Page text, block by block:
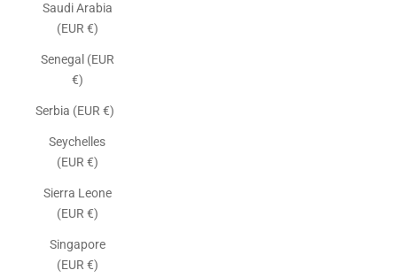
Saudi Arabia
(EUR €)
Senegal (EUR
€)
Serbia (EUR €)
Seychelles
(EUR €)
Sierra Leone
(EUR €)
Singapore
(EUR €)